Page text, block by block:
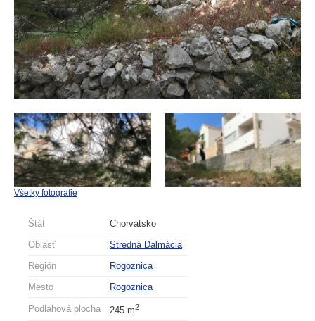
Všetky fotografie
Štát
Chorvátsko
Oblasť
Stredná Dalmácia
Región
Rogoznica
Mesto
Rogoznica
Podlahová plocha 245 m2